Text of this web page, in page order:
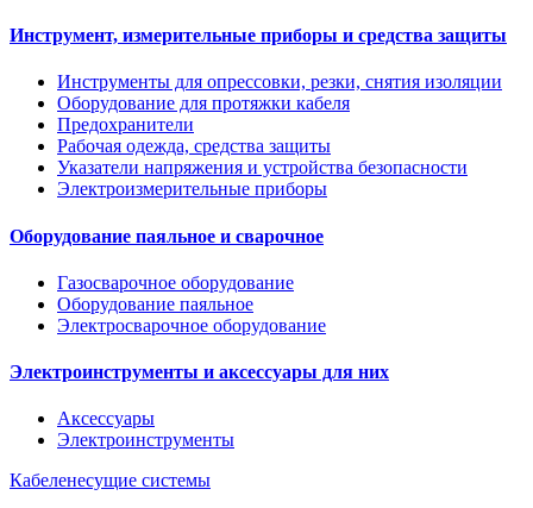
Инструмент, измерительные приборы и средства защиты
Инструменты для опрессовки, резки, снятия изоляции
Оборудование для протяжки кабеля
Предохранители
Рабочая одежда, средства защиты
Указатели напряжения и устройства безопасности
Электроизмерительные приборы
Оборудование паяльное и сварочное
Газосварочное оборудование
Оборудование паяльное
Электросварочное оборудование
Электроинструменты и аксессуары для них
Аксессуары
Электроинструменты
Кабеленесущие системы